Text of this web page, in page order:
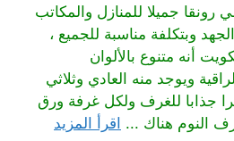
رونقا جميلا للمنازل والمكاتب
وبتكلفة مناسبة للجميع ،
أنه متنوع بالألوان
ويوجد منه العادي وثلاثي
جذابا للغرف ولكل غرفة ورق
النوم هناك ... اقرأ المزيد